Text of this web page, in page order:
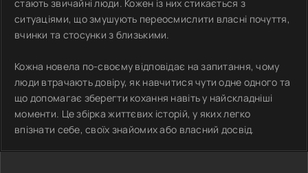
стають звичайні люди. Кожен із них стикається з
ситуаціями, що змушують переосмислити власні почуття,
вчинки та стосунки з близькими.
Кожна новела по-своєму відповідає на запитання, чому
люди втрачають довіру, як навчитися чути одне одного та
що допомагає зберегти кохання навіть у найскладніші
моменти. Це збірка життєвих історій, у яких легко
впізнати себе, своїх знайомих або власний досвід.